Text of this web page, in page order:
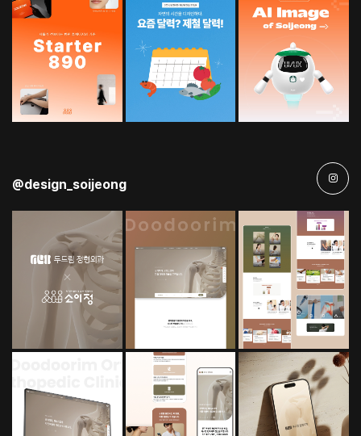
@design_soijeong